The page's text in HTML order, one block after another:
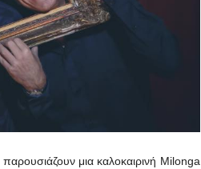
παρουσιάζουν μια καλοκαιρινή Μilonga